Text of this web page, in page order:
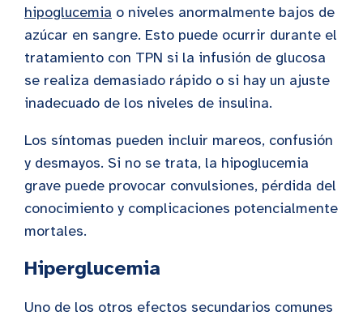
hipoglucemia o niveles anormalmente bajos de
azúcar en sangre. Esto puede ocurrir durante el
tratamiento con TPN si la infusión de glucosa
se realiza demasiado rápido o si hay un ajuste
inadecuado de los niveles de insulina.
Los síntomas pueden incluir mareos, confusión
y desmayos. Si no se trata, la hipoglucemia
grave puede provocar convulsiones, pérdida del
conocimiento y complicaciones potencialmente
mortales.
Hiperglucemia
Uno de los otros efectos secundarios comunes